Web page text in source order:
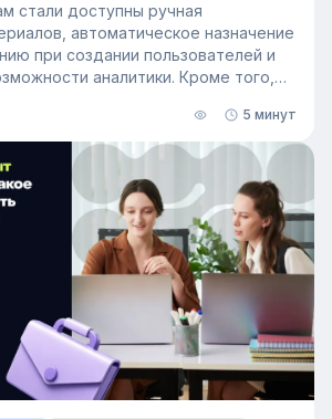
стали доступны ручная
автоматическое назначение
при создании пользователей и
аналитики. Кроме того,
материалы из раздела «Проводник».
5 минут